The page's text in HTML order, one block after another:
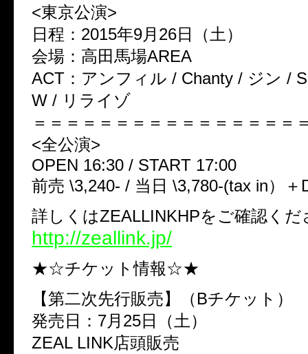
<東京公演>
日程： 2015年9月 26日（土）
会場：高田馬場AREA
ACT ：アンフィル / Chanty / ジン /
W / リライゾ
＝＝＝＝＝＝＝＝＝＝＝＝＝＝＝＝
<全公演>
OPEN 16:30 / START 17:00
前売 \3,240- / 当日 \3,780-(tax in）＋
詳しくはZEALLINKHPをご確認くだ
http://zeallink.jp/
★☆チケット情報☆★
【第二次先行販売】（Bチケット）
発売日： 7月 25日（土）
ZEAL LINK店頭販売